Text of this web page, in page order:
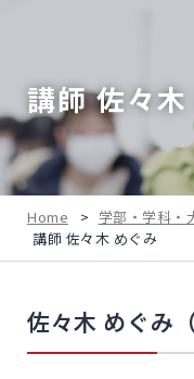
講師 佐々
Home > 学部・学科・
講師 佐々木 めぐみ
佐々木 めぐみ